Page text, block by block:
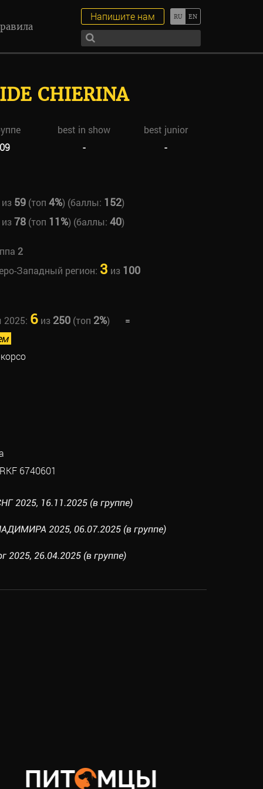
Напишите нам
CHIERINA
best in show
best junior
- -
59(топ 4%) (баллы: 152)
78(топ 11%) (баллы: 40)
2
Западный регион: 3 из 100
2025: 6из 250(топ 2%)
=
6740601
2025, 16.11.2025 (в группе)
2025, 06.07.2025 (в группе)
2025, 26.04.2025 (в группе)